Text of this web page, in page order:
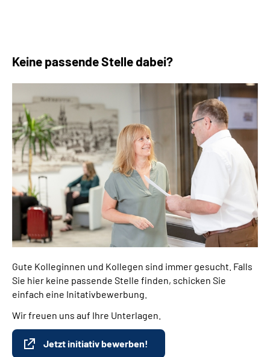
Keine passende Stelle dabei?
Gute Kolleginnen und Kollegen sind immer gesucht. Falls
Sie hier keine passende Stelle finden, schicken Sie
einfach eine Initativbewerbung.
Wir freuen uns auf Ihre Unterlagen.
Jetzt initiativ bewerben!